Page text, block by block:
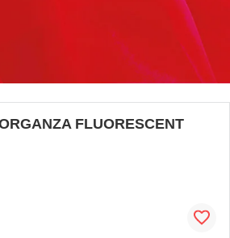
FLUORESCENT